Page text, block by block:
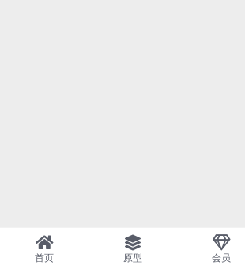
首页 原型 会员